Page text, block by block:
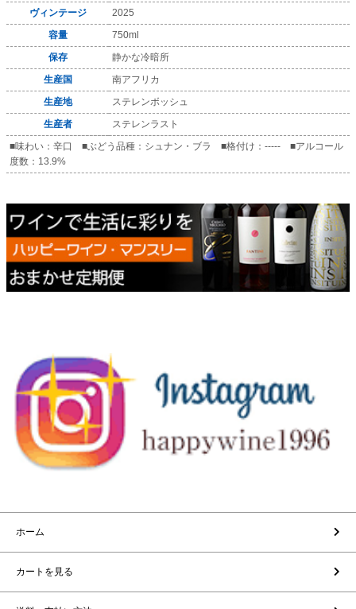
ヴィンテージ
2025
容量
750ml
保存
静かな冷暗所
生産国
南アフリカ
生産地
ステレンボッシュ
生産者
ステレンラスト
■味わい：辛口 ■ぶどう品種：シュナン・ブラ ■格付け：----- ■アルコール
度数：13.9%
ホーム
カートを見る